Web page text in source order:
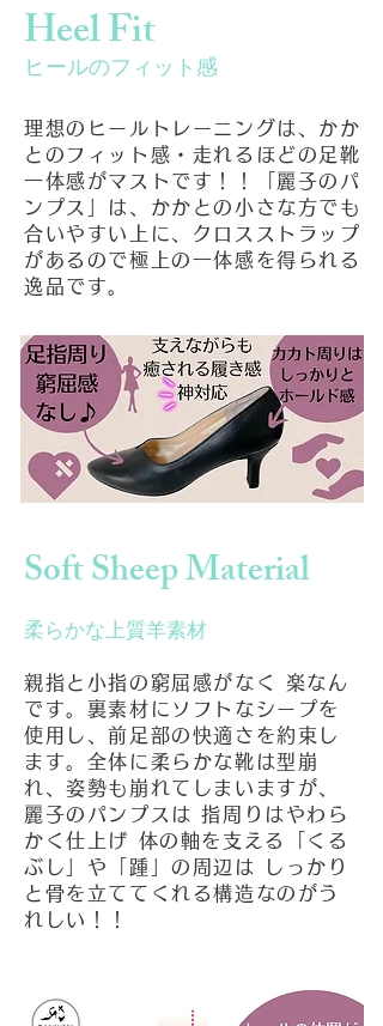
Heel Fit
ヒールのフィット感
理想のヒールトレーニングは、かか
とのフィット感・走れるほどの足靴
一体感がマストです！！「麗子のパ
ンプス」は、かかとの小さな方でも
合いやすい上に、クロスストラップ
があるので極上の一体感を得られる
逸品です。
Soft Sheep Material
柔らかな上質羊素材
親指と小指の窮屈感がなく 楽なん
です。裏素材にソフトなシープを
使用し、前足部の快適さを約束し
ます。全体に柔らかな靴は型崩
れ、姿勢も崩れてしまいますが、
麗子のパンプスは 指周りはやわら
かく仕上げ 体の軸を支える「くる
ぶし」や「踵」の周辺は しっかり
と骨を立ててくれる構造なのがう
れしい！！